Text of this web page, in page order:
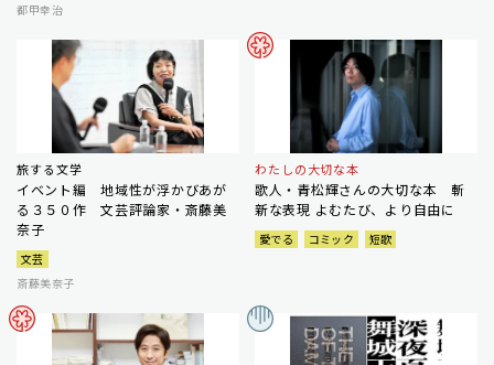
都甲幸治
旅する文学
イベント編 地域性が浮かびあが
る３５０作 文芸評論家・斎藤美
奈子
文芸
斎藤美奈子
わたしの大切な本
歌人・青松輝さんの大切な本 斬
新な表現 よむたび、より自由に
愛でる コミック 短歌